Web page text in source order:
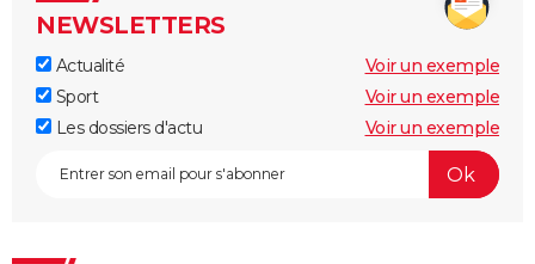
NEWSLETTERS
Actualité
Voir un exemple
Sport
Voir un exemple
Les dossiers d'actu
Voir un exemple